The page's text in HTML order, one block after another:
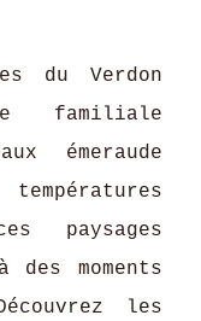
du Verdon
familiale
émeraude
paysages
moments
les